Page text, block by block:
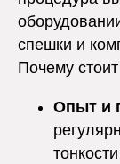
спешки и
Почему
Опыт и